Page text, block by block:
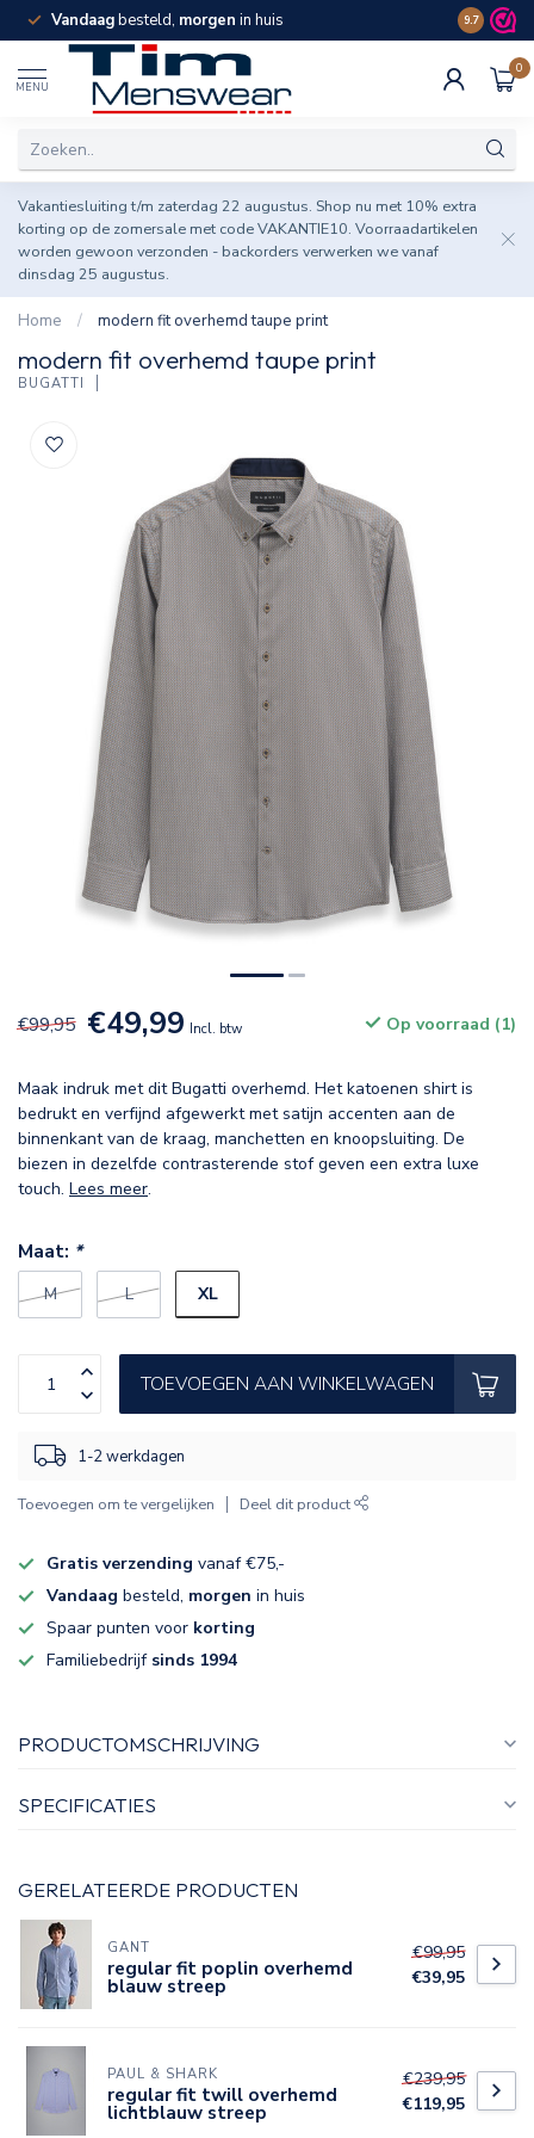
Vandaagbesteld, morgen in huis Spaar
9.7
MENU
0
Vakantiesluiting t/m zaterdag 22 augustus. Shop nu met 10% extra
korting op de zomersale met code VAKANTIE10. Voorraadartikelen
worden gewoon verzonden - backorders verwerken we vanaf
dinsdag 25 augustus.
Home / modern fit overhemd taupe print
modern fit overhemd taupe print
BUGATTI
€99,95 €49,99 Incl. btw Op voorraad (1)
Maak indruk met dit Bugatti overhemd. Het katoenen shirt is
bedrukt en verfijnd afgewerkt met satijn accenten aan de
binnenkant van de kraag, manchetten en knoopsluiting. De
biezen in dezelfde contrasterende stof geven een extra luxe
touch. Lees meer.
Maat: *
M L XL
TOEVOEGEN AAN WINKELWAGEN
1-2 werkdagen
Toevoegen om te vergelijken Deel dit product
Gratis verzending vanaf €75,-
Vandaag besteld, morgen in huis
Spaar punten voor korting
Familiebedrijf sinds 1994
PRODUCTOMSCHRIJVING
SPECIFICATIES
GERELATEERDE PRODUCTEN
GANT
regular fit poplin overhemd
blauw streep
€99,95
€39,95
PAUL & SHARK
regular fit twill overhemd
lichtblauw streep
€239,95
€119,95